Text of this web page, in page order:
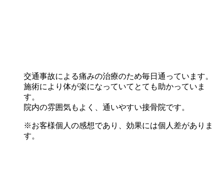
交通事故による痛みの治療のため毎日通っています。
施術により体が楽になっていてとても助かっていま
す。
院内の雰囲気もよく、通いやすい接骨院です。
※お客様個人の感想であり、効果には個人差がありま
す。